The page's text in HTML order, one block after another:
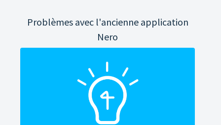
Problèmes avec l'ancienne application
Nero